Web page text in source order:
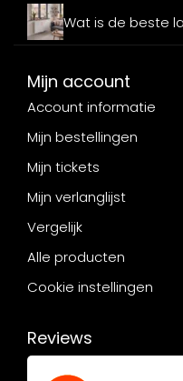
Wat is de beste
Mijn account
Account informatie
Mijn bestellingen
Mijn tickets
Mijn verlanglijst
Vergelijk
Alle producten
Cookie instellingen
Reviews